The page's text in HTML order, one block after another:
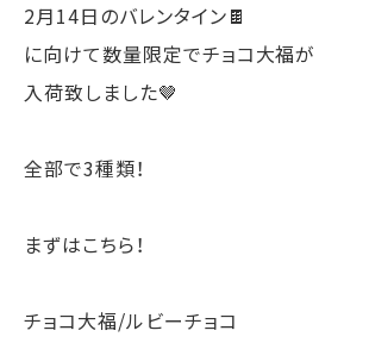
2月14日のバレンタイン🍫
に向けて数量限定でチョコ大福が
入荷致しました🤎
全部で3種類！
まずはこちら！
チョコ大福/ルビーチョコ